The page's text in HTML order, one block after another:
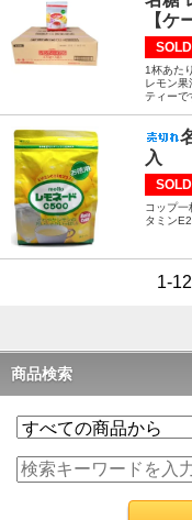
【ケ
1杯あた
レモン果
ティーで
入
コップ
タミン
1-
商品検索